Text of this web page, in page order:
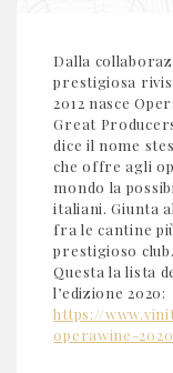
Dalla
prestigiosa
2012 nasce
Great
dice il nome
che offre agli
mondo la
italiani. Giunta
fra le cantine
prestigioso club.
Questa la lista
l’edizione 2020:
https://
operawine-